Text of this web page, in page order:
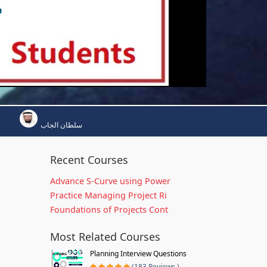
سلطان الجاب
Recent Courses
Advance S-Curve using Power
Practice Managing Project Ri
Foundations of Projects Cont
Most Related Courses
Planning Interview Questions